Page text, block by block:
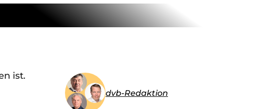
ist.
dvb-Redaktion